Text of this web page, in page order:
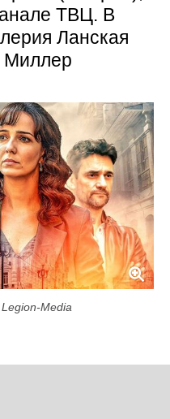
ТВЦ. В
Ланская
Миллер
Media